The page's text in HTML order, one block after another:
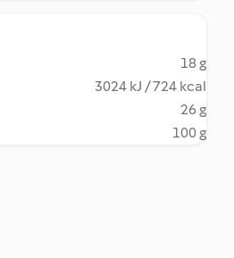
18 g
3024 kJ / 724 kcal
26 g
100 g